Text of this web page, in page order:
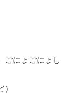
ごにょごにょし